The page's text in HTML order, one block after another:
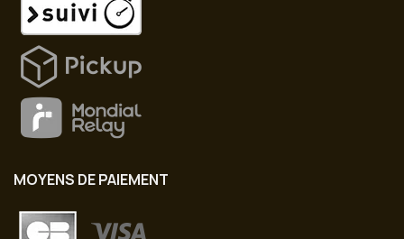
MOYENS DE PAIEMENT